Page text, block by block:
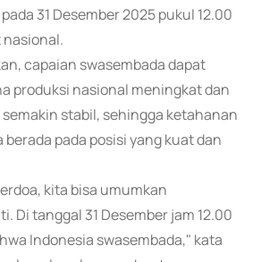
31 Desember 2025 pukul 12.00
nasional.
capaian swasembada dapat
produksi nasional meningkat dan
stabil, sehingga ketahanan
pada posisi yang kuat dan
kita bisa umumkan
Di tanggal 31 Desember jam 12.00
Indonesia swasembada," kata